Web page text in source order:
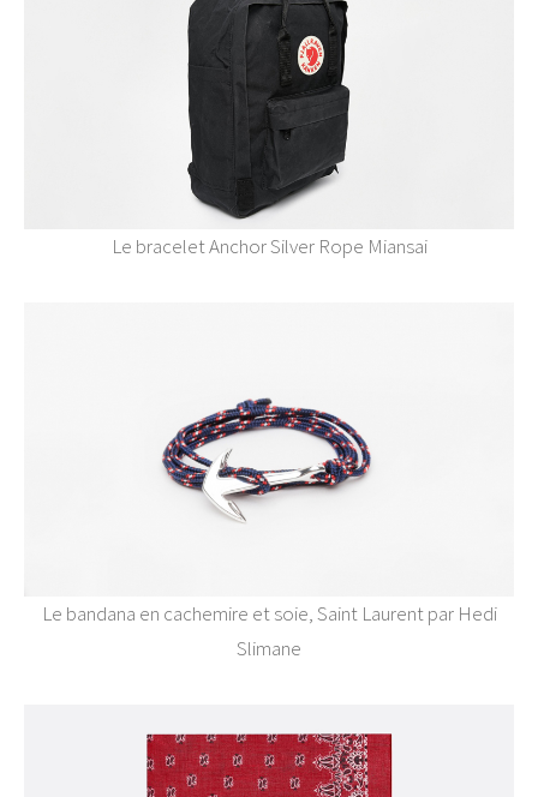
Le bracelet Anchor Silver Rope Miansai
Le bandana en cachemire et soie, Saint Laurent par Hedi
Slimane